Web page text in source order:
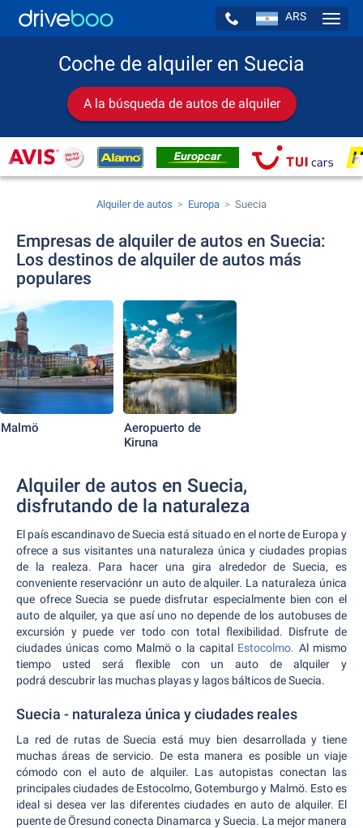
ARS
Coche de alquiler en Suecia
A la búsqueda de autos de alquiler
Alquiler de autos Europa Suecia
Empresas de alquiler de autos en Suecia:
Los destinos de alquiler de autos más
populares
Malmö
Aeropuerto de
Kiruna
Alquiler de autos en Suecia,
disfrutando de la naturaleza
El país escandinavo de Suecia está situado en el norte de Europa y
ofrece a sus visitantes una naturaleza única y ciudades propias
de la realeza. Para hacer una gira alrededor de Suecia, es
conveniente reservaciónr un auto de alquiler. La naturaleza única
que ofrece Suecia se puede disfrutar especialmente bien con el
auto de alquiler, ya que así uno no depende de los autobuses de
excursión y puede ver todo con total flexibilidad. Disfrute de
ciudades únicas como Malmö o la capital Estocolmo. Al mismo
tiempo usted será flexible con un auto de alquiler y
podrá descubrir las muchas playas y lagos bálticos de Suecia.
Suecia - naturaleza única y ciudades reales
La red de rutas de Suecia está muy bien desarrollada y tiene
muchas áreas de servicio. De esta manera es posible un viaje
cómodo con el auto de alquiler. Las autopistas conectan las
principales ciudades de Estocolmo, Gotemburgo y Malmö. Esto es
ideal si desea ver las diferentes ciudades en auto de alquiler. El
puente de Öresund conecta Dinamarca y Suecia. La mejor manera